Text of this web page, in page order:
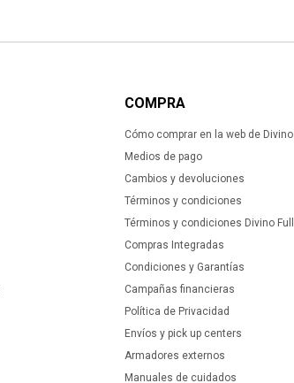
COMPRA
Cómo comprar en la web de Divino
Medios de pago
Cambios y devoluciones
Términos y condiciones
Términos y condiciones Divino Full
Compras Integradas
Condiciones y Garantías
Campañas financieras
Política de Privacidad
Envíos y pick up centers
Armadores externos
Manuales de cuidados